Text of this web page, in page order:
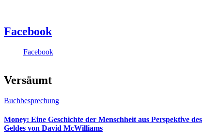
Facebook
Facebook
Versäumt
Buchbesprechung
Money: Eine Geschichte der Menschheit aus Perspektive des
Geldes von David McWilliams